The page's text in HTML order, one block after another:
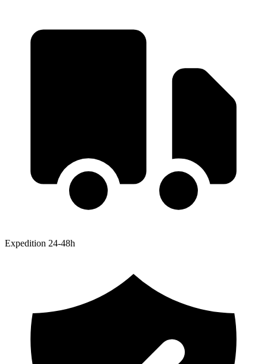
Expedition 24-48h